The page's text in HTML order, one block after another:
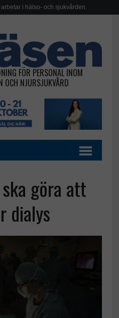
i hälso- och sjukvården.
FÖR PERSONAL INOM
OCH NJURSJUKVÅRD
göra att
dialys